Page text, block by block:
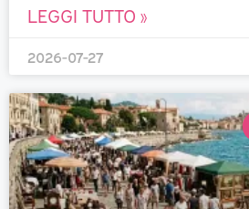
LEGGI TUTTO »
2026-07-27